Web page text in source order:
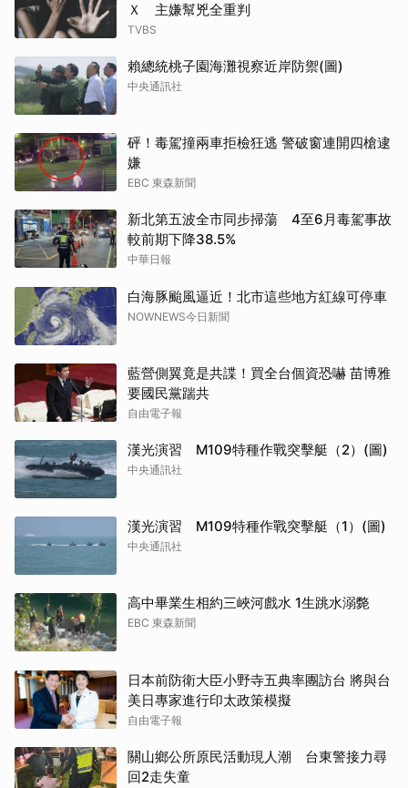
Ｘ 主嫌幫兇全重判
TVBS
賴總統桃子園海灘視察近岸防禦(圖)
中央通訊社
砰！毒駕撞兩車拒檢狂逃 警破窗連開四槍逮
嫌
EBC 東森新聞
新北第五波全市同步掃蕩 4至6月毒駕事故
較前期下降38.5%
中華日報
白海豚颱風逼近！北市這些地方紅線可停車
NOWNEWS今日新聞
藍營側翼竟是共諜！買全台個資恐嚇 苗博雅
要國民黨踹共
自由電子報
漢光演習 M109特種作戰突擊艇（2）(圖)
中央通訊社
漢光演習 M109特種作戰突擊艇（1）(圖)
中央通訊社
高中畢業生相約三峽河戲水 1生跳水溺斃
EBC 東森新聞
日本前防衛大臣小野寺五典率團訪台 將與台
美日專家進行印太政策模擬
自由電子報
關山鄉公所原民活動現人潮 台東警接力尋
回2走失童